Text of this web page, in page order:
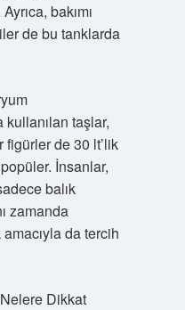
bakımı
de bu tanklarda
kullanılan taşlar,
de 30 lt’lik
İnsanlar,
balık
zamanda
da tercih
Dikkat